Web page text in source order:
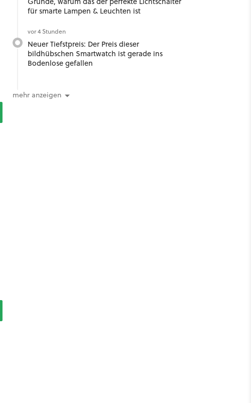
für smarte Lampen & Leuchten ist
vor 4 Stunden
Neuer Tiefstpreis: Der Preis dieser
bildhübschen Smartwatch ist gerade ins
Bodenlose gefallen
mehr anzeigen